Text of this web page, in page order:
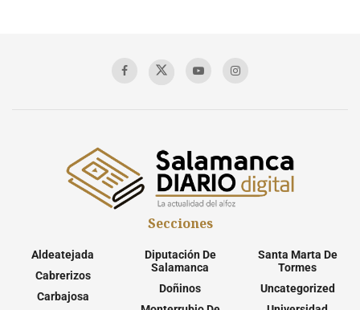
Secciones
Aldeatejada
Cabrerizos
Carbajosa
Diputación De
Salamanca
Doñinos
Santa Marta De
Tormes
Uncategorized